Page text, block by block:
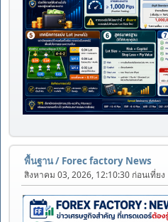
พื้นฐาน/ Forec factory News
สิงหาคม 03, 2026, 12:10:30 ก่อนเที่ยง